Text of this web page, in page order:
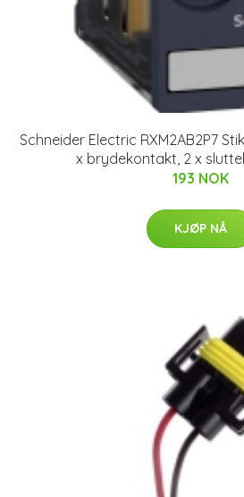
Schneider Electric RXM2AB2P7
x brydekontakt, 2 x
193 NOK
KJØP NÅ